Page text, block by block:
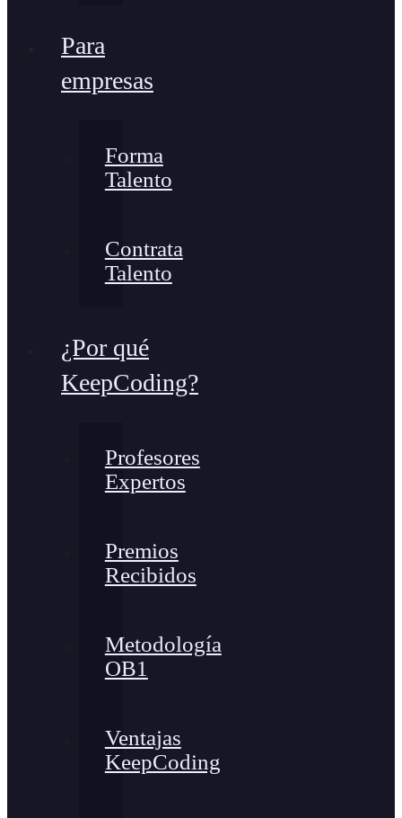
Para
empresas
Forma
Talento
Contrata
Talento
¿Por qué
KeepCoding?
Profesores
Expertos
Premios
Recibidos
Metodología
OB1
Ventajas
KeepCoding